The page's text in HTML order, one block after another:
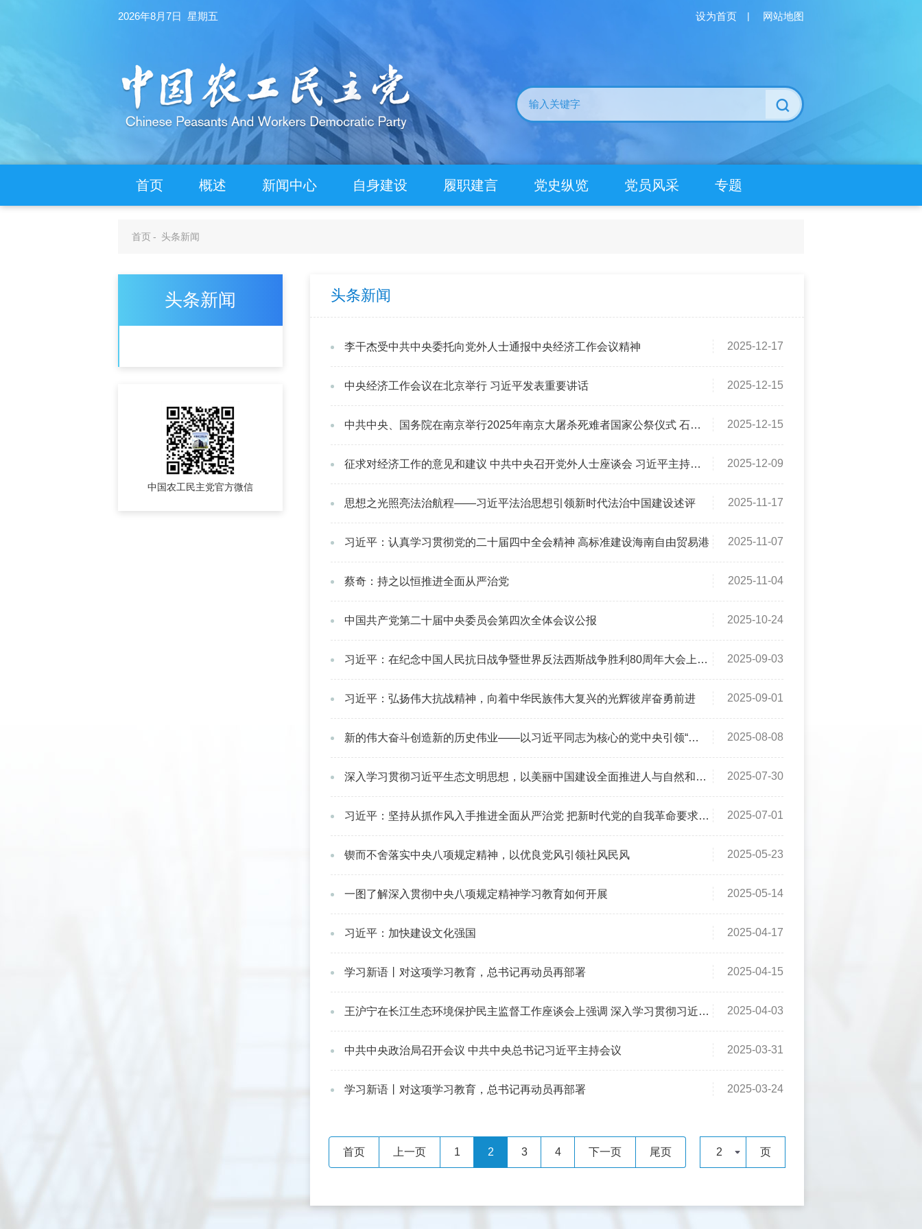
2026年8月7日 星期五 设为首页 | 网站地图
首页 概述 新闻中心 自身建设 履职建言 党史纵览 党员风采 专题
首页- 头条新闻
头条新闻
中国农工民主党官方微信
头条新闻
2025-12-17
李干杰受中共中央委托向党外人士通报中央经济工作会议精神
2025-12-15
中央经济工作会议在北京举行 习近平发表重要讲话
2025-12-15
中共中央、国务院在南京举行2025年南京大屠杀死难者国家公祭仪式 石泰峰出席并讲话
2025-12-09
征求对经济工作的意见和建议 中共中央召开党外人士座谈会 习近平主持并发表重要讲话
2025-11-17
思想之光照亮法治航程——习近平法治思想引领新时代法治中国建设述评
2025-11-07
习近平：认真学习贯彻党的二十届四中全会精神 高标准建设海南自由贸易港
2025-11-04
蔡奇：持之以恒推进全面从严治党
2025-10-24
中国共产党第二十届中央委员会第四次全体会议公报
2025-09-03
习近平：在纪念中国人民抗日战争暨世界反法西斯战争胜利80周年大会上的讲话
2025-09-01
习近平：弘扬伟大抗战精神，向着中华民族伟大复兴的光辉彼岸奋勇前进
2025-08-08
新的伟大奋斗创造新的历史伟业——以习近平同志为核心的党中央引领“十四五”经济社会发展纪实
2025-07-30
深入学习贯彻习近平生态文明思想，以美丽中国建设全面推进人与自然和谐共生的现代化——学习《习近平生态文明文选》第一卷
2025-07-01
习近平：坚持从抓作风入手推进全面从严治党 把新时代党的自我革命要求进一步落实到位
2025-05-23
锲而不舍落实中央八项规定精神，以优良党风引领社风民风
2025-05-14
一图了解深入贯彻中央八项规定精神学习教育如何开展
2025-04-17
习近平：加快建设文化强国
2025-04-15
学习新语丨对这项学习教育，总书记再动员再部署
2025-04-03
王沪宁在长江生态环境保护民主监督工作座谈会上强调 深入学习贯彻习近平生态文明思想 做深做实长江生态环境保护民主监督工作
2025-03-31
中共中央政治局召开会议 中共中央总书记习近平主持会议
2025-03-24
学习新语丨对这项学习教育，总书记再动员再部署
首页 上一页 1 2 3 4 下一页 尾页 2 页